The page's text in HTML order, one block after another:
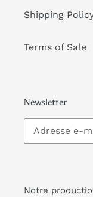
Shipping
Terms of Sale
Newsletter
Notre